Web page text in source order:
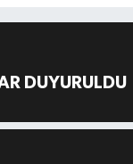
DUYURULDU